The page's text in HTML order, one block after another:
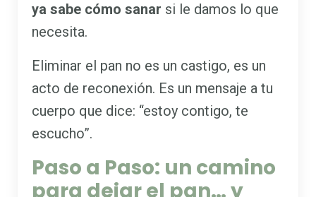
ya sabe cómo sanar si le damos lo que
necesita.
Eliminar el pan no es un castigo, es un
acto de reconexión. Es un mensaje a tu
cuerpo que dice: “estoy contigo, te
escucho”.
Paso a Paso: un camino
para dejar el pan… y